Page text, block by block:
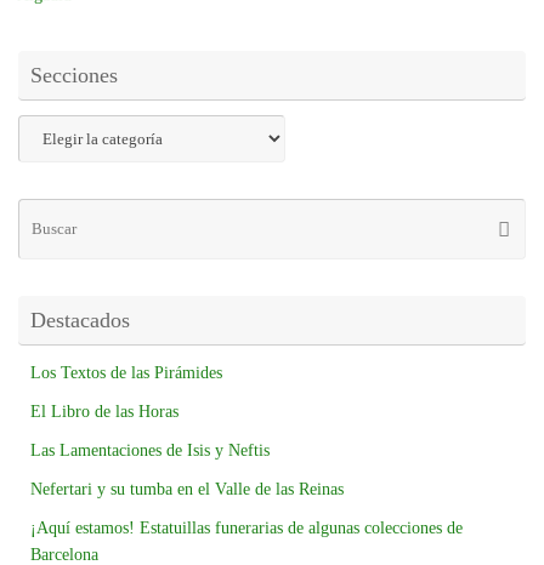
Secciones
Destacados
Los Textos de las Pirámides
El Libro de las Horas
Las Lamentaciones de Isis y Neftis
Nefertari y su tumba en el Valle de las Reinas
¡Aquí estamos! Estatuillas funerarias de algunas colecciones de
Barcelona